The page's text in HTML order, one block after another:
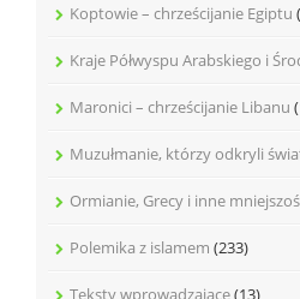
Koptowie – chrześcijanie Egiptu
Kraje Półwyspu Arabskiego i
Maronici – chrześcijanie Libanu
Muzułmanie, którzy odkryli
Ormianie, Grecy i inne
Polemika z islamem (233)
Teksty wprowadzające(13)